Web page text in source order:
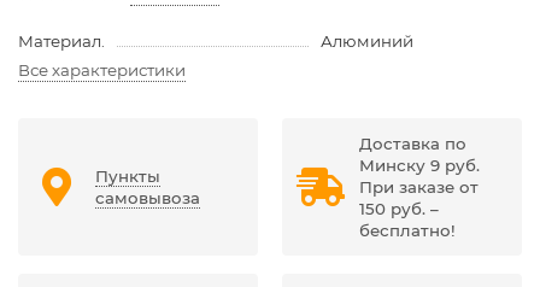
Материал.
Алюминий
Все характеристики
Пункты
самовывоза
Доставка по
Минску 9 руб.
При заказе от
150 руб. –
бесплатно!